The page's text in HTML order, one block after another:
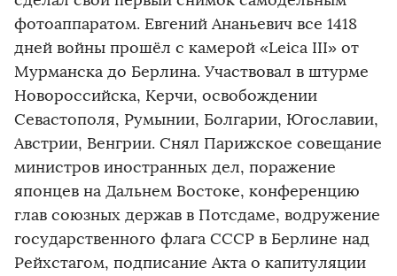
фотоаппаратом. Евгений Ананьевич все 1418
дней войны прошёл с камерой «Leica III» от
Мурманска до Берлина. Участвовал в штурме
Новороссийска, Керчи, освобождении
Севастополя, Румынии, Болгарии, Югославии,
Австрии, Венгрии. Снял Парижское совещание
министров иностранных дел, поражение
японцев на Дальнем Востоке, конференцию
глав союзных держав в Потсдаме, водружение
государственного флага СССР в Берлине над
Рейхстагом, подписание Акта о капитуляции